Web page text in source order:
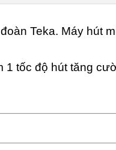
Teka. Máy hút
1 tốc độ hút tăng